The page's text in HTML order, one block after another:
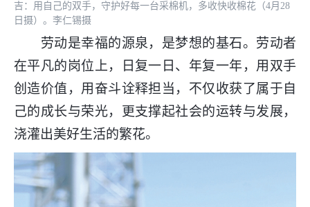
吉：用自己的双手，守护好每一台采棉机，多收快收棉花（4月28
日摄）。李仁锡摄
劳动是幸福的源泉，是梦想的基石。劳动者
在平凡的岗位上，日复一日、年复一年，用双手
创造价值，用奋斗诠释担当，不仅收获了属于自
己的成长与荣光，更支撑起社会的运转与发展，
浇灌出美好生活的繁花。